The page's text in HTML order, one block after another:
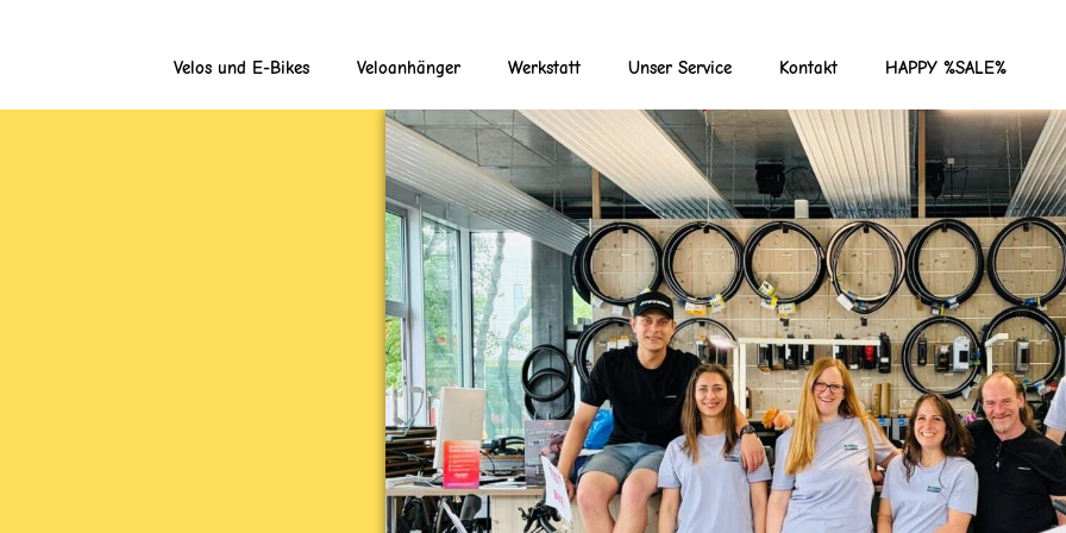
Velos und E-Bikes Veloanhänger Werkstatt Unser Service Kontakt HAPPY %SALE%